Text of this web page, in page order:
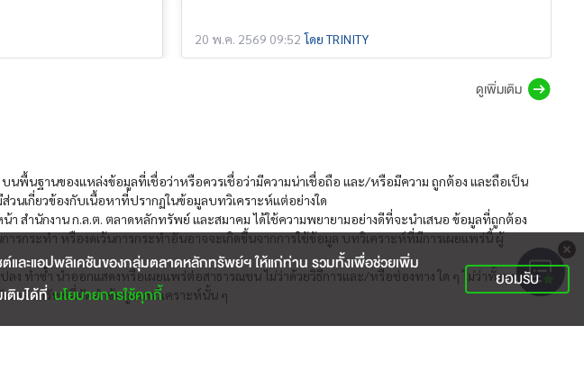
20 พ.ค. 2569 09:52 โดย TRINITY
ดูเพิ่มเติม
พื้นฐานของแหล่งข้อมูลที่เชื่อว่าหรือควรเชื่อว่ามีความน่าเชื่อถือ และ/หรือมีความ ถูกต้อง และถือเป็น
เกี่ยวข้องกับเนื้อหาที่ปรากฏในข้อมูลบทวิเคราะห์แต่อย่างใด
า สำนักงาน ก.ล.ต. ตลาดหลักทรัพย์ และสมาคม ได้ใช้ความพยายามอย่างดีที่จะนำเสนอ ข้อมูลที่ถูกต้อง
รกระทำ หรืองดเว้นการกระทำอันอาจจะเกิดขึ้นจากการใช้ข้อมูล บทวิเคราะห์ที่มีการเผยแพร่นี้ ผู้
ทำซ้ำ นำออกแสดงหรือเผยแพร่ต่อสาธารณชน ไม่ว่าด้วยวิธีการและ/หรือช่องทาง ใด ๆ ไม่ว่าทั้งหมด
ทหลักทรัพย์ที่จัดทำข้อมูลบทวิเคราะห์นั้น ๆ
ละแอปพลิเคชันของกลุ่มตลาดหลักทรัพย์ฯ ให้แก่ท่าน รวมทั้งเพื่อช่วยเพิ่ม
เติมได้ที่นโยบายการใช้คุกกี้
ยอมรับ